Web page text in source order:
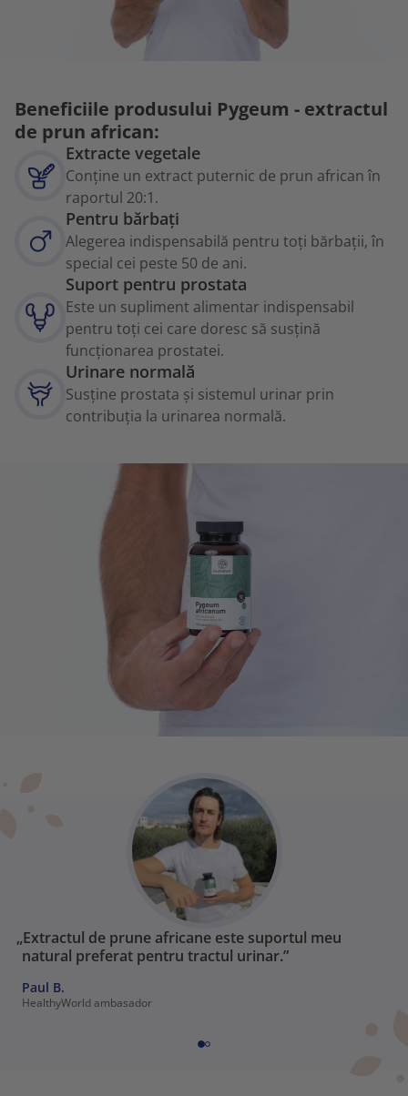
Beneficiile produsului Pygeum - extractul
de prun african:
Extracte vegetale
Conține un extract puternic de prun african în
raportul 20:1.
Pentru bărbați
Alegerea indispensabilă pentru toți bărbații, în
special cei peste 50 de ani.
Suport pentru prostata
Este un supliment alimentar indispensabil
pentru toți cei care doresc să susțină
funcționarea prostatei.
Urinare normală
Susține prostata și sistemul urinar prin
contribuția la urinarea normală.
„Extractul de prune africane este suportul meu
natural preferat pentru tractul urinar.”
Paul B.
HealthyWorld ambasador